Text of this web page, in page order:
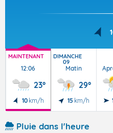
MAINTENANT
12:06
23°
10 km/h
DIMANCHE
09
Matin
29°
15 km/h
Pluie dans l'heure